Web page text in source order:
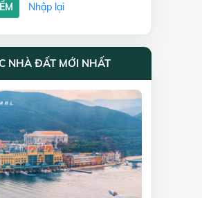
Nhập lại
NHÀ ĐẤT MỚI NHẤT